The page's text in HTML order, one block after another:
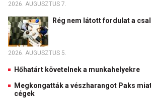
2026. AUGUSZTUS 7.
Rég nem látott fordulat a
2026. AUGUSZTUS 5.
Hőhatárt követelnek a munkahelyekre
Megkongatták a vészharangot Paks
cégek